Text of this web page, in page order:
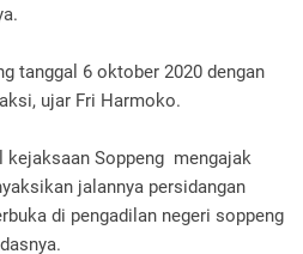
tanggal 6 oktober 2020 dengan
ujar Fri Harmoko.
kejaksaan Soppeng mengajak
jalannya persidangan
di pengadilan negeri soppeng